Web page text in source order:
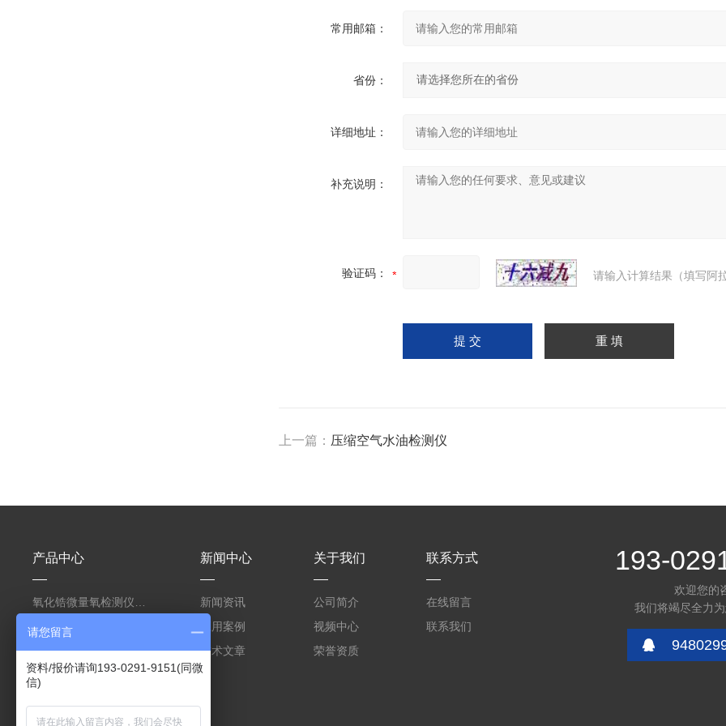
常用邮箱：
省份：
详细地址：
补充说明：
验证码： 请输入计算结果（填写阿
上一篇： 压缩空气水油检测仪
产品中心
高温锅炉尾气烟气氧含量分析仪氧化锆原理
新闻中心
新闻资讯
应用案例
技术文章
关于我们
公司简介
视频中心
荣誉资质
联系方式
在线留言
联系我们
193-
欢迎您的
我们将竭尽全力
请您留言
资料/报价请询193-0291-9151(同微
信)